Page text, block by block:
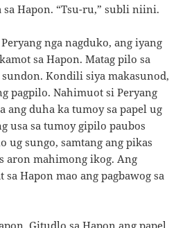
sa Hapon. “Tsu-ru,” subli niini.
nga nagduko, ang iyang
sa Hapon. Matag pilo sa
Kondili siya makasunod,
pagpilo. Nahimuot si Peryang
ang duha ka tumoy sa papel ug
usa sa tumoy gipilo paubos
ug sungo, samtang ang pikas
aron mahimong ikog. Ang
sa Hapon mao ang pagbawog sa